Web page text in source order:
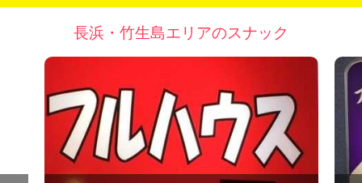
長浜・竹生島エリアのスナック